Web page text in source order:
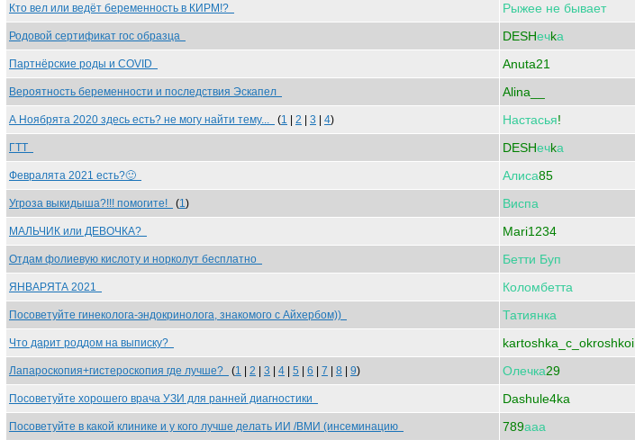
Кто вел или ведёт беременность в КИРМ!? Рыжее не бывает
Родовой сертификат гос образца DESHечkа
Партнёрские роды и COVID Anuta21
Вероятность беременности и последствия Эскапел Alina__
А Ноябрята 2020 здесь есть? не могу найти тему... (1 2 3 4) Настасья!
ГТТ DESHечkа
Февралята 2021 есть?🙂 Алиса85
Угроза выкидыша?!!! помогите! (1) Виспа
МАЛЬЧИК или ДЕВОЧКА? Mari1234
Отдам фолиевую кислоту и норколут бесплатно Бетти Буп
ЯНВАРЯТА 2021 Коломбетта
Посоветуйте гинеколога-эндокринолога, знакомого с Айхербом)) Татиянка
Что дарит роддом на выписку? kartoshka_c_okroshkoi
Лапароскопия+гистероскопия где лучше? (1 2 3 4 5 6 7 8 9) Олечка29
Посоветуйте хорошего врача УЗИ для ранней диагностики Dashule4ka
Посоветуйте в какой клинике и у кого лучше делать ИИ /ВМИ (инсеминацию 789ааа